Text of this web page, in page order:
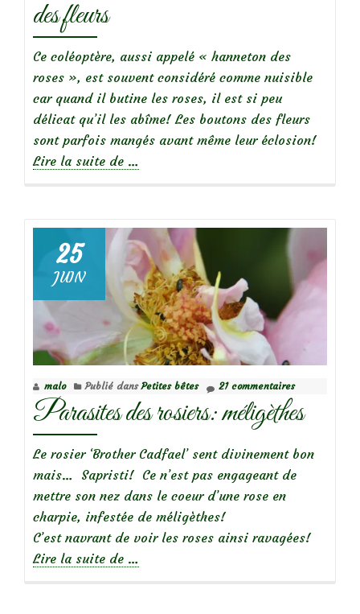
des fleurs
Ce coléoptère, aussi appelé « hanneton des
roses », est souvent considéré comme nuisible
car quand il butine les roses, il est si peu
délicat qu’il les abîme! Les boutons des fleurs
sont parfois mangés avant même leur éclosion!
Lire la suite de
qui
mangent
le
cœur
des
fleurs
…
25
JUIN
malo Publié dansPetites bêtes 21 commentaires
Parasites des rosiers: méligèthes
Le rosier ‘Brother Cadfael’ sent divinement bon
mais… Sapristi! Ce n’est pas engageant de
mettre son nez dans le coeur d’une rose en
charpie, infestée de méligèthes!
C’est navrant de voir les roses ainsi ravagées!
Lire la suite de …